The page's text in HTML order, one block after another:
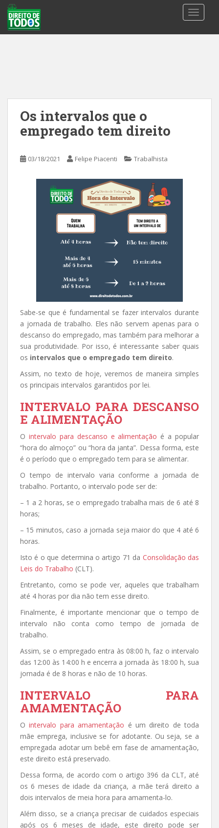
Os intervalos que o
empregado tem direito
03/18/2021 Felipe Piacenti Trabalhista
Sabe-se que é fundamental se fazer intervalos durante
a jornada de trabalho. Eles não servem apenas para o
descanso do empregado, mas também para melhorar a
sua produtividade. Por isso, é interessante saber quais
os intervalos que o empregado tem direito.
Assim, no texto de hoje, veremos de maneira simples
os principais intervalos garantidos por lei.
INTERVALO PARA DESCANSO
E ALIMENTAÇÃO
O intervalo para descanso e alimentação é a popular
“hora do almoço” ou “hora da janta”. Dessa forma, este
é o período que o empregado tem para se alimentar.
O tempo de intervalo varia conforme a jornada de
trabalho. Portanto, o intervalo pode ser de:
– 1 a 2 horas, se o empregado trabalha mais de 6 até 8
horas;
– 15 minutos, caso a jornada seja maior do que 4 até 6
horas.
Isto é o que determina o artigo 71 da Consolidação das
Leis do Trabalho (CLT).
Entretanto, como se pode ver, aqueles que trabalham
até 4 horas por dia não tem esse direito.
Finalmente, é importante mencionar que o tempo de
intervalo não conta como tempo de jornada de
trabalho.
Assim, se o empregado entra às 08:00 h, faz o intervalo
das 12:00 às 14:00 h e encerra a jornada às 18:00 h, sua
jornada é de 8 horas e não de 10 horas.
INTERVALO PARA
AMAMENTAÇÃO
Ointervalo para amamentação é um direito de toda
mãe emprega, inclusive se for adotante. Ou seja, se a
empregada adotar um bebê em fase de amamentação,
este direito está preservado.
Dessa forma, de acordo com o artigo 396 da CLT, até
os 6 meses de idade da criança, a mãe terá direito a
dois intervalos de meia hora para amamenta-lo.
Além disso, se a criança precisar de cuidados especiais
após os 6 meses de idade, este direito pode ser